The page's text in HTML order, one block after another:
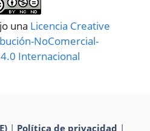
una Licencia Creative
NoComercial-
Internacional
| Política de privacidad |